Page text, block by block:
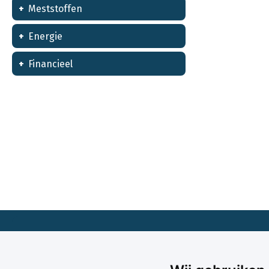
Meststoffen
Energie
Financieel